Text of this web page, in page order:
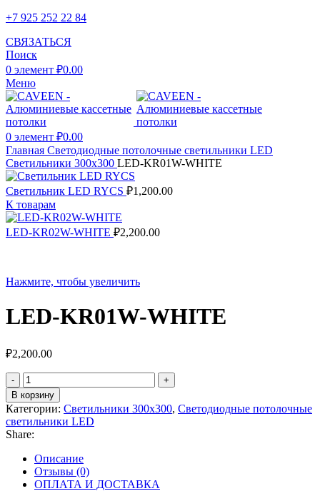
+7 925 252 22 84
СВЯЗАТЬСЯ
Поиск
0 элемент ₽0.00
Меню
0 элемент ₽0.00
Главная Светодиодные потолочные светильники LED
Светильники 300х300 LED-KR01W-WHITE
Светильник LED RYCS ₽1,200.00
К товарам
LED-KR02W-WHITE ₽2,200.00
Нажмите, чтобы увеличить
LED-KR01W-WHITE
₽2,200.00
Количество
товара
LED-
KR01W-
WHITE
В корзину
Категории: Светильники 300х300, Светодиодные потолочные
светильники LED
Share:
Описание
Отзывы (0)
ОПЛАТА И ДОСТАВКА